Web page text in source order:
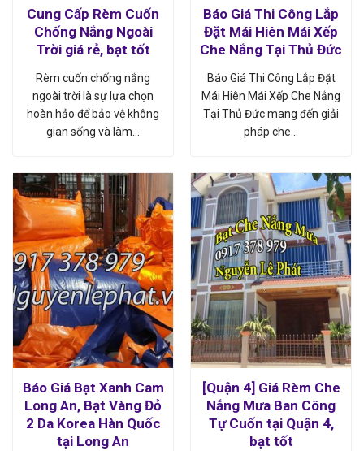
Cung Cấp Rèm Cuốn
Chống Nắng Ngoài
Trời giá rẻ, bạt tốt
Rèm cuốn chống nắng
ngoài trời là sự lựa chọn
hoàn hảo để bảo vệ không
gian sống và làm…
Báo Giá Thi Công Lắp
Đặt Mái Hiên Mái Xếp
Che Nắng Tại Thủ Đức
Báo Giá Thi Công Lắp Đặt
Mái Hiên Mái Xếp Che Nắng
Tại Thủ Đức mang đến giải
pháp che…
Báo Giá Bạt Xanh Cam
Long An, Bạt Vàng Đỏ
2 Da Korea Hàn Quốc
tại Long An
[Quận 4] Giá Rèm Che
Nắng Mưa Ban Công
Tự Cuốn tại Quận 4,
bạt tốt